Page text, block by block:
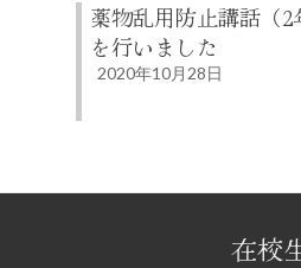
薬物乱用防止講話（2
を行いました
2020年10月28日
在校